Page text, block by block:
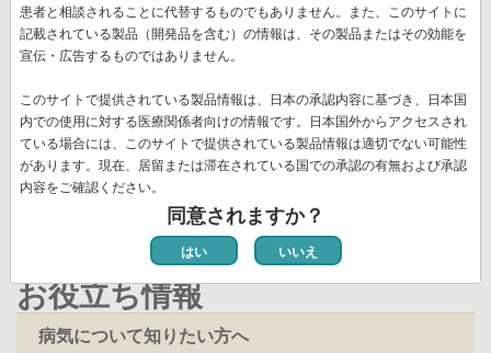
ペ
ー
ジ先
頭
ペ
ー
ジ
« 最初
前
ペ
ー
ジ
‹‹
ペ
ー
ジ
9
ペ
ー
ジ
10
ペ
ジ
11
ペ
ジ
12
カ
ン
ト
ペ
ー
13
ペ
ジ
14
ー
ジ
ー
ジ
ー
ジ
ペ
ー
ジ
終
ペ
ー
新着情報一覧
お役立ち情報
病気について知りたい方へ
患者と相談されることに代替するものでもありません。また、このサイトに
記載されている製品（開発品を含む）の情報は、その製品またはその効能を
宣伝・広告するものではありません。
このサイトで提供されている製品情報は、日本の承認内容に基づき、日本国
内での使用に対する医療関係者向けの情報です。日本国外からアクセスされ
ている場合には、このサイトで提供されている製品情報は適切でない可能性
があります。現在、居留または滞在されている国での承認の有無および承認
内容をご確認ください。
同意されますか？
はい いいえ